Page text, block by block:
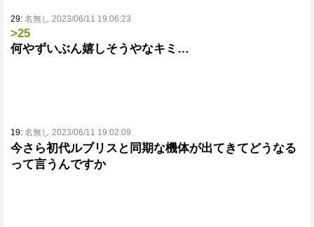
29: 名無し 2023/06/11 19:06:23
>25
何やずいぶん嬉しそうやなキミ…
19: 名無し 2023/06/11 19:02:09
今さら初代ルブリスと同期な機体が出てきてどうなる
って言うんですか